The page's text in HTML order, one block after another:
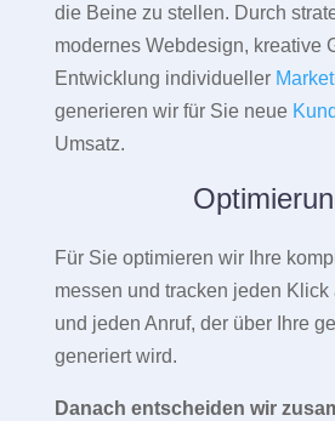
die Beine zu stellen. Durch
modernes Webdesign, kreative
Entwicklung individueller
generieren wir für Sie neue
Umsatz.
Für Sie optimieren wir Ihre
messen und tracken jeden Klick
und jeden Anruf, der über Ihre
generiert wird.
Danach entscheiden wir